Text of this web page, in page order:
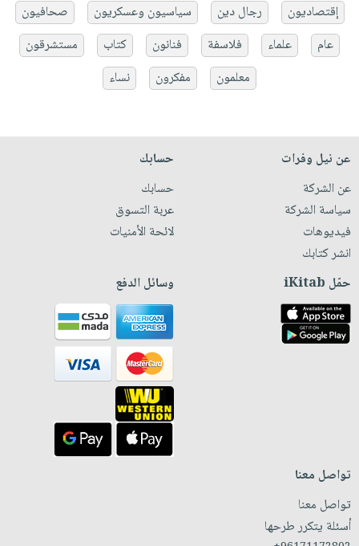
إقتصاديون
رجال دين سياسيون وعسكريون
صحافيون
عام
علماء فلاسفة فنانون كتاب
مستشرقون
معلمون
مفكرون نساء
عن نيل وفرات
عن الشركة
سياسة الشركة
فيديوهات
انشر كتابك
حسابك
حسابك
عربة التسوق
لائحة الأمنيات
حمّل iKitab وسائل الدفع
تواصل معنا
تواصل معنا
أسئلة يتكرر طرحها